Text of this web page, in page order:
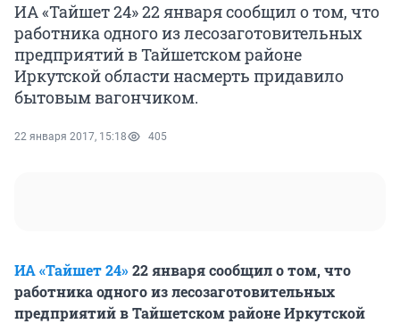
ИА «Тайшет 24» 22 января сообщил о том, что
работника одного из лесозаготовительных
предприятий в Тайшетском районе
Иркутской области насмерть придавило
бытовым вагончиком.
22 января 2017, 15:18 405
ИА «Тайшет 24»22 января сообщил о том, что
работника одного из лесозаготовительных
предприятий в Тайшетском районе Иркутской